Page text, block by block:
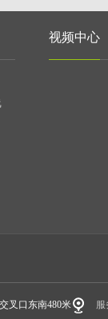
视频中心
叉口东南480米 服